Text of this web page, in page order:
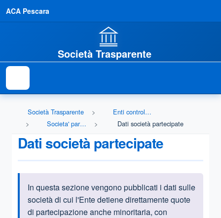
ACA Pescara
Società Trasparente
Società Trasparente
Enti controllati
Societa' partecipate
Dati società partecipate
Dati società partecipate
Informazioni introduttive
In questa sezione vengono pubblicati i dati sulle
società di cui l'Ente detiene direttamente quote
di partecipazione anche minoritaria, con